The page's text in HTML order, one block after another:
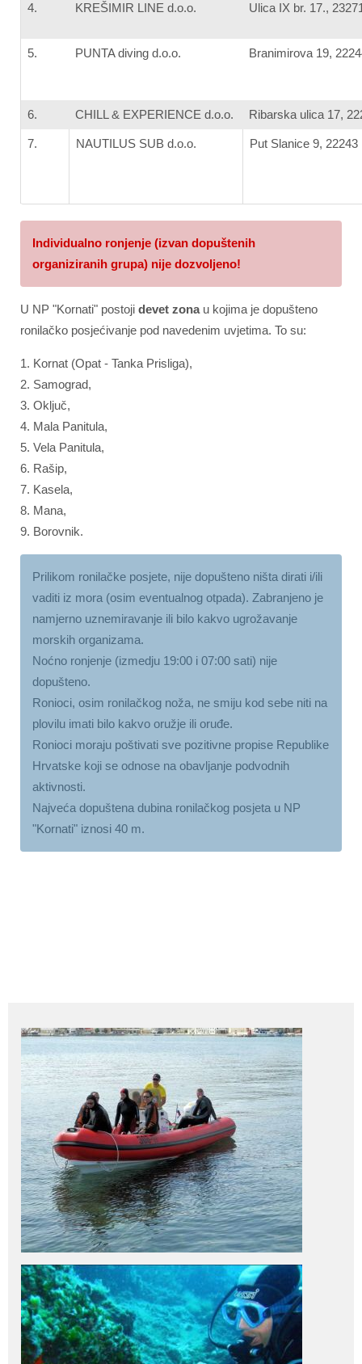
4. KREŠIMIR LINE d.o.o. Ulica IX br. 17.,
5. PUNTA diving d.o.o. Branimirova 19,
6. CHILL & EXPERIENCE d.o.o. Ribarska ulica 17,
7. NAUTILUS SUB d.o.o. Put Slanice 9, 22243
Individualno ronjenje (izvan dopuštenih
organiziranih grupa) nije dozvoljeno!
U NP "Kornati" postoji devet zonau kojima je dopušteno
ronilačko posjećivanje pod navedenim uvjetima. To su:
1. Kornat (Opat - Tanka Prisliga),
2. Samograd,
3. Oključ,
4. Mala Panitula,
5. Vela Panitula,
6. Rašip,
7. Kasela,
8. Mana,
9. Borovnik.
Prilikom ronilačke posjete, nije dopušteno ništa dirati i/ili
vaditi iz mora (osim eventualnog otpada). Zabranjeno je
namjerno uznemiravanje ili bilo kakvo ugrožavanje
morskih organizama.
Noćno ronjenje (izmedju 19:00 i 07:00 sati) nije
dopušteno.
Ronioci, osim ronilačkog noža, ne smiju kod sebe niti na
plovilu imati bilo kakvo oružje ili oruđe.
Ronioci moraju poštivati sve pozitivne propise Republike
Hrvatske koji se odnose na obavljanje podvodnih
aktivnosti.
Najveća dopuštena dubina ronilačkog posjeta u NP
"Kornati" iznosi 40 m.